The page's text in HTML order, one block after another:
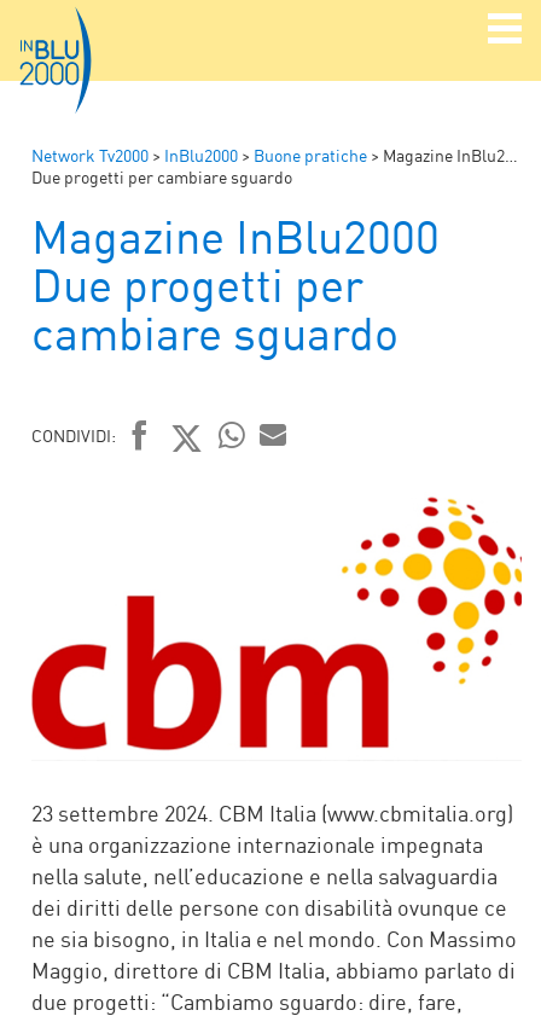
Network Tv2000 > InBlu2000 > Buone pratiche > Magazine InBlu2000
Due progetti per cambiare sguardo
Magazine InBlu2000
Due progetti per
cambiare sguardo
CONDIVIDI:
23 settembre 2024. CBM Italia (www.cbmitalia.org)
è una organizzazione internazionale impegnata
nella salute, nell’educazione e nella salvaguardia
dei diritti delle persone con disabilità ovunque ce
ne sia bisogno, in Italia e nel mondo. Con Massimo
Maggio, direttore di CBM Italia, abbiamo parlato di
due progetti: “Cambiamo sguardo: dire, fare,